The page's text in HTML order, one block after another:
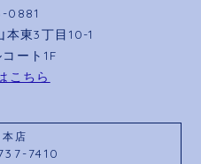
0881
本東3丁目10-1
ート1F
こちら
店
7410